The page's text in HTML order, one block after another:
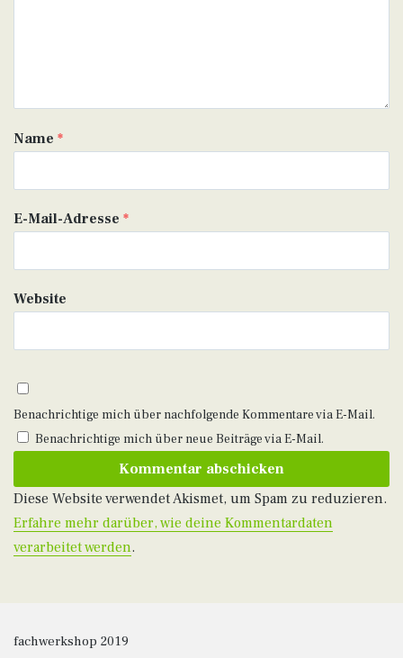
Name *
E-Mail-Adresse *
Website
Benachrichtige mich über nachfolgende Kommentare via E-Mail.
Benachrichtige mich über neue Beiträge via E-Mail.
Diese Website verwendet Akismet, um Spam zu reduzieren.
Erfahre mehr darüber, wie deine Kommentardaten
verarbeitet werden.
fachwerkshop 2019